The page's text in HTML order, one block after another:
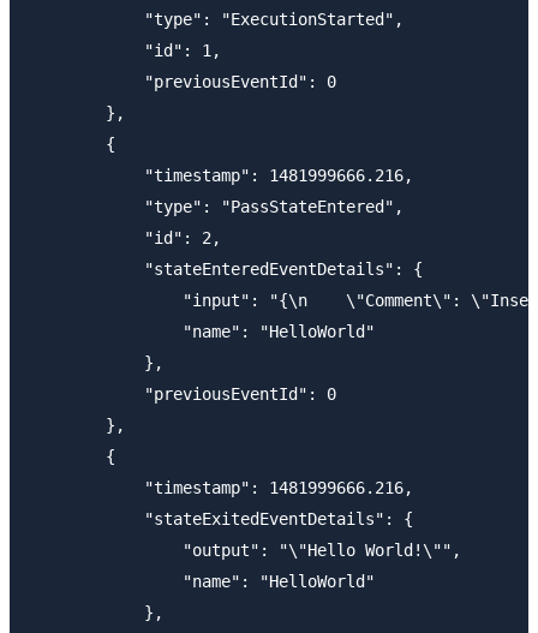
            "type": "ExecutionStarted",
            "id": 1,
            "previousEventId": 0
        },
        {
            "timestamp": 1481999666.216,
            "type": "PassStateEntered",
            "id": 2,
            "stateEnteredEventDetails": {
"input": "{\n    \"Comment\":
                "name": "HelloWorld"
            },
            "previousEventId": 0
        },
        {
            "timestamp": 1481999666.216,
            "stateExitedEventDetails": {
                "output": "\"Hello World!\"",
                "name": "HelloWorld"
            },